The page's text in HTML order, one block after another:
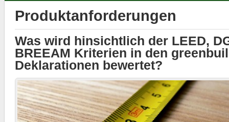
Produktanforderungen
Was wird hinsichtlich der LEED,
BREEAM Kriterien in den
Deklarationen bewertet?